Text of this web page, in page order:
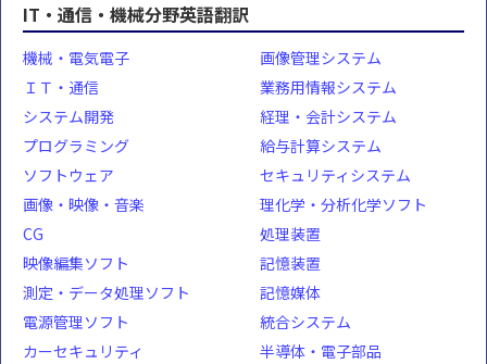
IT・通信・機械分野英語翻訳
機械・電気電子
ＩＴ・通信
システム開発
プログラミング
ソフトウェア
画像・映像・音楽
CG
映像編集ソフト
測定・データ処理ソフト
電源管理ソフト
カーセキュリティ
画像管理システム
業務用情報システム
経理・会計システム
給与計算システム
セキュリティシステム
理化学・分析化学ソフト
処理装置
記憶装置
記憶媒体
統合システム
半導体・電子部品